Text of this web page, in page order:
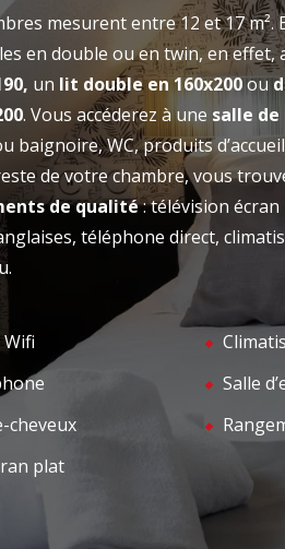
HOTEL
balnéaire du Touquet-
chambres lumineuses, le
le salon cosy, la salle
avec la plage et les
sont autant de bonnes
l’Hôtel Red Fox pour
Pas-de-Calais !
mesurent entre 12 et 17 m².
en double ou en twin, en effet,
un lit double en 160x200ou
. Vous accéderez à une salle
baignoire, WC, produits
de votre chambre, vous
de qualité: télévision
téléphone direct,
Wifi
cheveux
plat
Salle